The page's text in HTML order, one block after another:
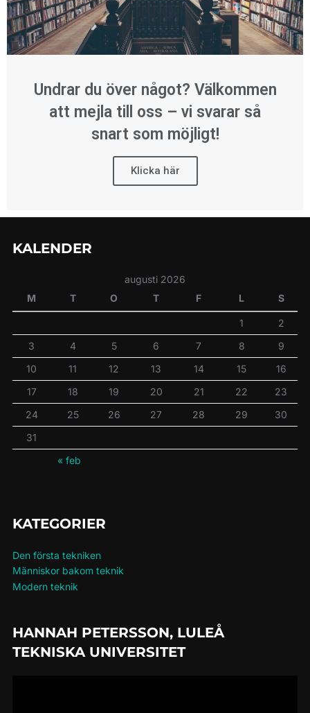
Undrar du över något? Välkommen
att mejla till oss – vi svarar så
snart som möjligt!
Klicka här
KALENDER
augusti 2026
M
T O T F L S
1
2
3
4 5 6 7 8
9
10
11 12 13 14 15
16
17
18 19 20 21 22
23
24
25 26 27 28 29
30
31
« feb
KATEGORIER
Den första tekniken
Människor bakom teknik
Modern teknik
HANNAH PETERSSON, LULEÅ
TEKNISKA UNIVERSITET